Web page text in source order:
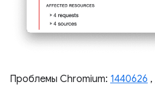
Проблемы Chromium: 1440626 ,